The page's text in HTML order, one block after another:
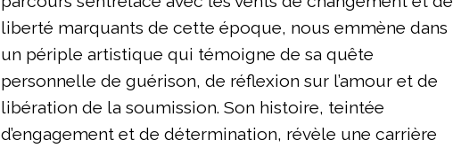
liberté marquants de cette époque, nous emmène dans
un périple artistique qui témoigne de sa quête
personnelle de guérison, de réflexion sur l’amour et de
libération de la soumission. Son histoire, teintée
d’engagement et de détermination, révèle une carrière